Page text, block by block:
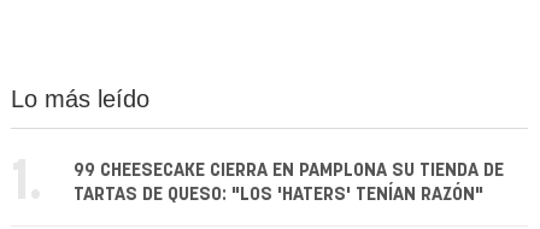
Lo más leído
1.
99 CHEESECAKE CIERRA EN PAMPLONA SU TIENDA DE
TARTAS DE QUESO: "LOS 'HATERS' TENÍAN RAZÓN"